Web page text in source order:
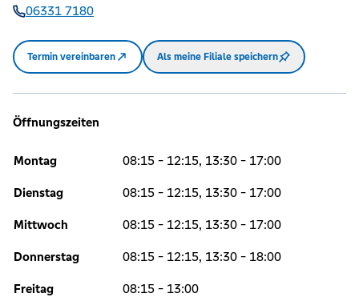
06331 7180
Termin vereinbaren Als meine Filiale speichern
Öffnungszeiten
Montag 08:15 - 12:15, 13:30 - 17:00
Dienstag 08:15 - 12:15, 13:30 - 17:00
Mittwoch 08:15 - 12:15, 13:30 - 17:00
Donnerstag 08:15 - 12:15, 13:30 - 18:00
Freitag 08:15 - 13:00